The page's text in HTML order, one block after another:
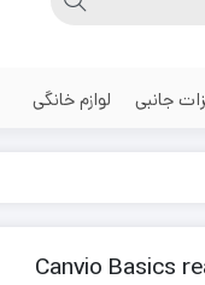
جانبی لوازم خانگی